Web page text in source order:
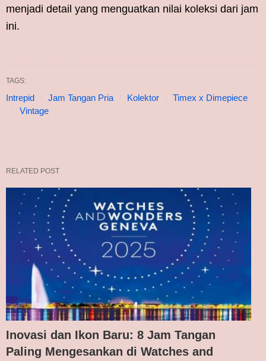
menjadi detail yang menguatkan nilai koleksi dari jam
ini.
TAGS:
Intrepid Jam Tangan Pria Kolektor
Timex x Dimepiece
Vintage
RELATED POST
Inovasi dan Ikon Baru: 8 Jam Tangan
Paling Mengesankan di Watches and